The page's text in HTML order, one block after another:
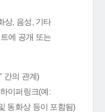
상, 음성, 기타
에 공개 또는
간의 관계)
이퍼링크(예:
동화상 등이 포함됨)